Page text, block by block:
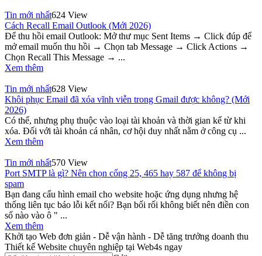
Tin mới nhất624 View
Cách Recall Email Outlook (Mới 2026)
Để thu hồi email Outlook: Mở thư mục Sent Items → Click đúp để
mở email muốn thu hồi → Chọn tab Message → Click Actions →
Chọn Recall This Message → ...
Xem thêm
Tin mới nhất628 View
Khôi phục Email đã xóa vĩnh viễn trong Gmail được không? (Mới
2026)
Có thể, nhưng phụ thuộc vào loại tài khoản và thời gian kể từ khi
xóa. Đối với tài khoản cá nhân, cơ hội duy nhất nằm ở công cụ ...
Xem thêm
Tin mới nhất570 View
Port SMTP là gì? Nên chọn cổng 25, 465 hay 587 để không bị
spam
Bạn đang cấu hình email cho website hoặc ứng dụng nhưng hệ
thống liên tục báo lỗi kết nối? Bạn bối rối không biết nên điền con
số nào vào ô " ...
Xem thêm
Khởi tạo Web đơn giản - Dễ vận hành - Dễ tăng trưởng doanh thu
Thiết kế Website chuyên nghiệp tại Web4s ngay